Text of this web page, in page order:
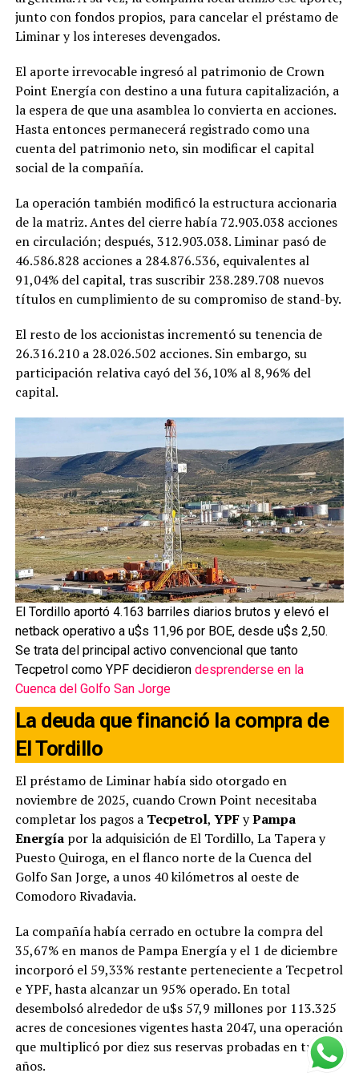
junto con fondos propios, para cancelar el préstamo de
Liminar y los intereses devengados.
El aporte irrevocable ingresó al patrimonio de Crown
Point Energía con destino a una futura capitalización, a
la espera de que una asamblea lo convierta en acciones.
Hasta entonces permanecerá registrado como una
cuenta del patrimonio neto, sin modificar el capital
social de la compañía.
La operación también modificó la estructura accionaria
de la matriz. Antes del cierre había 72.903.038 acciones
en circulación; después, 312.903.038. Liminar pasó de
46.586.828 acciones a 284.876.536, equivalentes al
91,04% del capital, tras suscribir 238.289.708 nuevos
títulos en cumplimiento de su compromiso de stand-by.
El resto de los accionistas incrementó su tenencia de
26.316.210 a 28.026.502 acciones. Sin embargo, su
participación relativa cayó del 36,10% al 8,96% del
capital.
El Tordillo aportó 4.163 barriles diarios brutos y elevó el
netback operativo a u$s 11,96 por BOE, desde u$s 2,50.
Se trata del principal activo convencional que tanto
Tecpetrol como YPF decidieron desprenderse en la
Cuenca del Golfo San Jorge
La deuda que financió la compra de
El Tordillo
El préstamo de Liminar había sido otorgado en
noviembre de 2025, cuando Crown Point necesitaba
completar los pagos a Tecpetrol, YPFyPampa
Energía por la adquisición de El Tordillo, La Tapera y
Puesto Quiroga, en el flanco norte de la Cuenca del
Golfo San Jorge, a unos 40 kilómetros al oeste de
Comodoro Rivadavia.
La compañía había cerrado en octubre la compra del
35,67% en manos de Pampa Energía y el 1 de diciembre
incorporó el 59,33% restante perteneciente a Tecpetrol
e YPF, hasta alcanzar un 95% operado. En total
desembolsó alrededor de u$s 57,9 millones por 113.325
acres de concesiones vigentes hasta 2047, una operación
que multiplicó por diez sus reservas probadas en tres
años.